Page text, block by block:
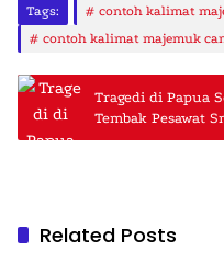
Tags:
contoh kalimat
contoh kalimat majemuk
Tragedi di Papua
Tembak Pesawat
Tewas
Related Posts